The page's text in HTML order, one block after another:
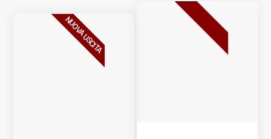
NUOVA USCITA BESTSELLER